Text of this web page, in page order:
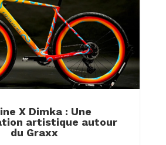
X Dimka : Une
artistique autour
du Graxx